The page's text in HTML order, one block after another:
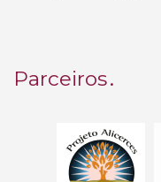
Parceiros